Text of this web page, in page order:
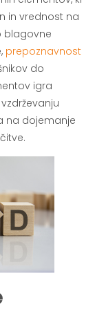
in vrednost na
blagovne
prepoznavnost
do
igra
na dojemanje